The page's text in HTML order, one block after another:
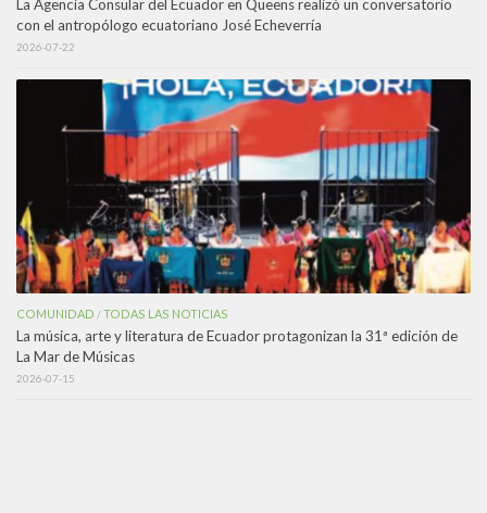
La Agencia Consular del Ecuador en Queens realizó un conversatorio
con el antropólogo ecuatoriano José Echeverría
2026-07-22
COMUNIDAD /TODAS LAS NOTICIAS
La música, arte y literatura de Ecuador protagonizan la 31ª edición de
La Mar de Músicas
2026-07-15